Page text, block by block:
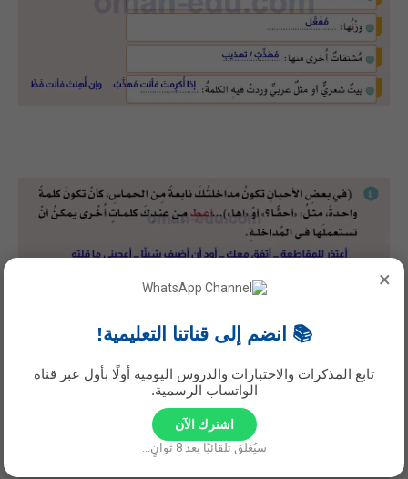
×
📚 انضم إلى قناتنا التعليمية!
تابع المذكرات والاختبارات والدروس اليومية أولًا بأول عبر قناة
الواتساب الرسمية.
اشترك الآن
سيُغلق تلقائيًا بعد7 ثوانٍ...